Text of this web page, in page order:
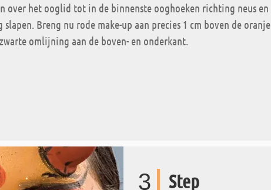
over het ooglid tot in de binnenste ooghoeken richting neus en
Breng nu rode make-up aan precies 1 cm boven de oranje
omlijning aan de boven- en onderkant.
3 Step